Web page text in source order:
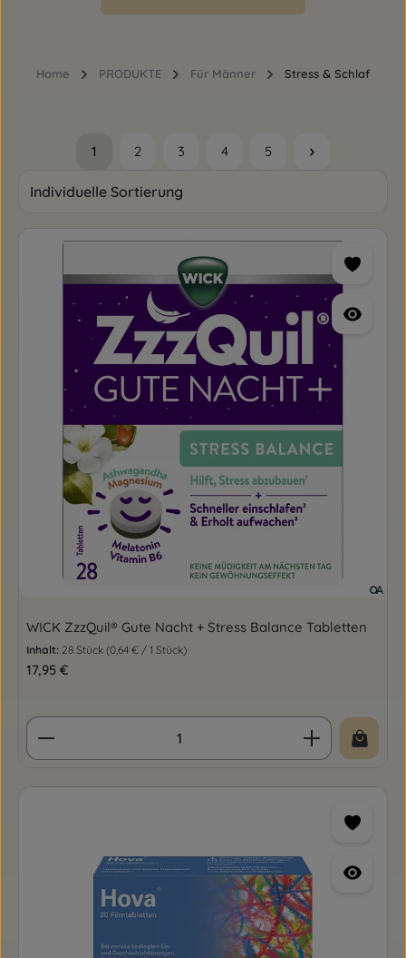
Home PRODUKTE Für Männer Stress & Schlaf
Seite
1 Seite
2 Seite
3 Seite
4 Seite
5
WICK ZzzQuil® Gute Nacht + Stress Balance Tabletten
Inhalt: 28 Stück (0,64 € / 1 Stück)
Regulärer Preis:
17,95 €
Produkt Anzahl: Gib den gewünschten Wert